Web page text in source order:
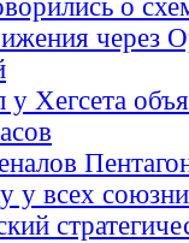
о
через
Хегсета
у всех